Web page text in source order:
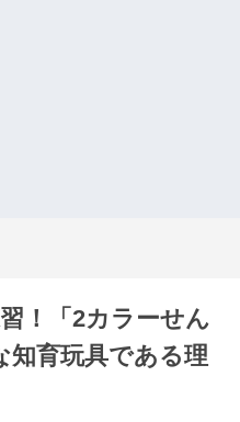
！「2カラーせん
知育玩具である理